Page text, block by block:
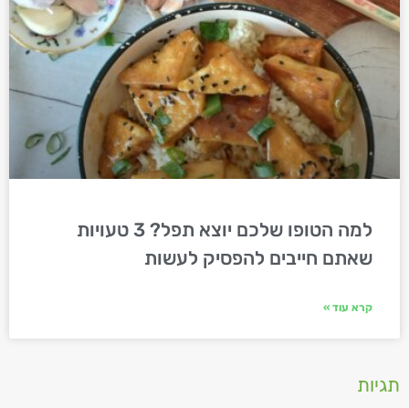
למה הטופו שלכם יוצא תפל? 3 טעויות
שאתם חייבים להפסיק לעשות
קרא עוד »
תגיות